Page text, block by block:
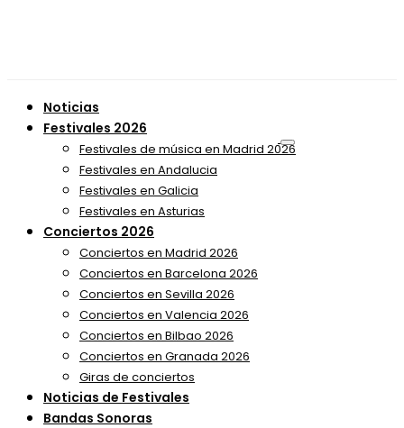
Noticias
Festivales 2026
Festivales de música en Madrid 2026
Festivales en Andalucia
Festivales en Galicia
Festivales en Asturias
Conciertos 2026
Conciertos en Madrid 2026
Conciertos en Barcelona 2026
Conciertos en Sevilla 2026
Conciertos en Valencia 2026
Conciertos en Bilbao 2026
Conciertos en Granada 2026
Giras de conciertos
Noticias de Festivales
Bandas Sonoras